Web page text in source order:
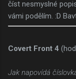
číst nesmyslné
vámi podělím. :D
Covert Front 4
Jak napovídá